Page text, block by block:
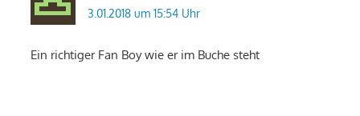
3.01.2018 um 15:54 Uhr
Ein richtiger Fan Boy wie er im Buche steht